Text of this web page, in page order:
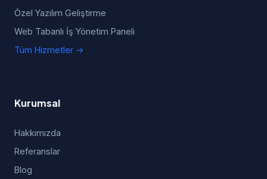
Özel Yazılım Geliştirme
Web Tabanlı İş Yönetim Paneli
Tüm Hizmetler →
Kurumsal
Hakkımızda
Referanslar
Blog